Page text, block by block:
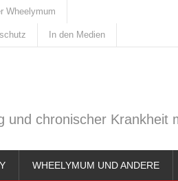
Wheelymum
In den Medien
chronischer Krankheit
WHEELYMUM UND ANDERE